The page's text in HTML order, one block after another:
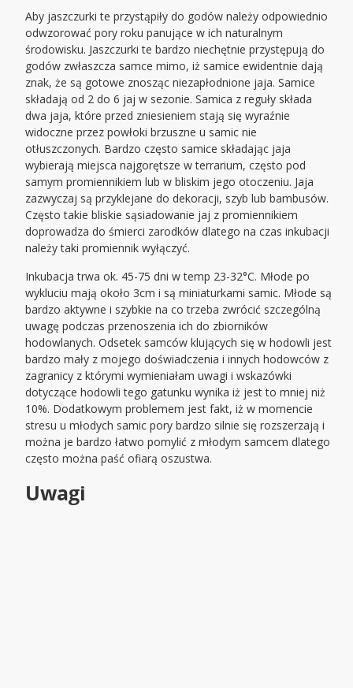
Aby jaszczurki te przystąpiły do godów należy odpowiednio
odwzorować pory roku panujące w ich naturalnym
środowisku. Jaszczurki te bardzo niechętnie przystępują do
godów zwłaszcza samce mimo, iż samice ewidentnie dają
znak, że są gotowe znosząc niezapłodnione jaja. Samice
składają od 2 do 6 jaj w sezonie. Samica z reguły składa
dwa jaja, które przed zniesieniem stają się wyraźnie
widoczne przez powłoki brzuszne u samic nie
otłuszczonych. Bardzo często samice składając jaja
wybierają miejsca najgorętsze w terrarium, często pod
samym promiennikiem lub w bliskim jego otoczeniu. Jaja
zazwyczaj są przyklejane do dekoracji, szyb lub bambusów.
Często takie bliskie sąsiadowanie jaj z promiennikiem
doprowadza do śmierci zarodków dlatego na czas inkubacji
należy taki promiennik wyłączyć.
Inkubacja trwa ok. 45-75 dni w temp 23-32°C. Młode po
wykluciu mają około 3cm i są miniaturkami samic. Młode są
bardzo aktywne i szybkie na co trzeba zwrócić szczególną
uwagę podczas przenoszenia ich do zbiorników
hodowlanych. Odsetek samców klujących się w hodowli jest
bardzo mały z mojego doświadczenia i innych hodowców z
zagranicy z którymi wymieniałam uwagi i wskazówki
dotyczące hodowli tego gatunku wynika iż jest to mniej niż
10%. Dodatkowym problemem jest fakt, iż w momencie
stresu u młodych samic pory bardzo silnie się rozszerzają i
można je bardzo łatwo pomylić z młodym samcem dlatego
często można paść ofiarą oszustwa.
Uwagi